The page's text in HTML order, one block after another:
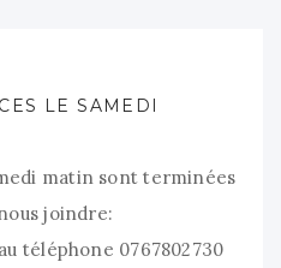
LE SAMEDI
matin sont terminées
joindre:
téléphone 0767802730